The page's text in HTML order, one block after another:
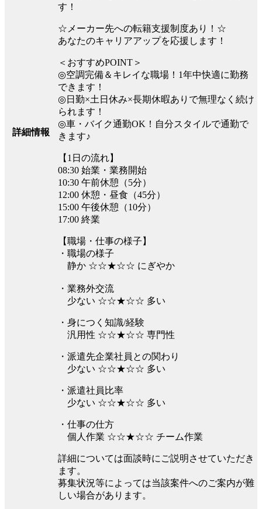
詳細情報
す！
☆メーカー先への転籍支援制度あり！☆
あなたのキャリアアップを応援します！
＜おすすめPOINT＞
◎空調完備＆キレイな職場！1年中快適に勤務
できます！
◎日勤×土日休み×長期休暇ありで無理なく続け
られます！
◎車・バイク通勤OK！自分スタイルで通勤で
きます♪
【1日の流れ】
08:30 始業・業務開始
10:30 午前休憩（5分）
12:00 休憩・昼食（45分）
15:00 午後休憩（10分）
17:00 終業
【職場・仕事の様子】
・職場の様子
静か ☆☆★☆☆ にぎやか
・業務外交流
少ない ☆☆★☆☆ 多い
・身につく知識/経験
汎用性 ☆☆★☆☆ 専門性
・派遣先企業社員との関わり
少ない ☆☆★☆☆ 多い
・派遣社員比率
少ない ☆☆★☆☆ 多い
・仕事の仕方
個人作業 ☆☆★☆☆ チーム作業
詳細については面談時にご説明させていただき
ます。
募集状況等によっては当該案件へのご案内が難
しい場合があります。